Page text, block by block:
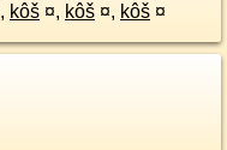
, kôš ¤, kôš ¤, kôš ¤